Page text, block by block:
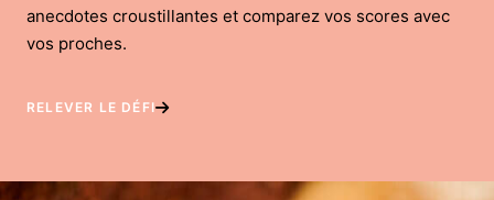
anecdotes croustillantes et comparez vos scores avec
vos proches.
RELEVER LE DÉFI